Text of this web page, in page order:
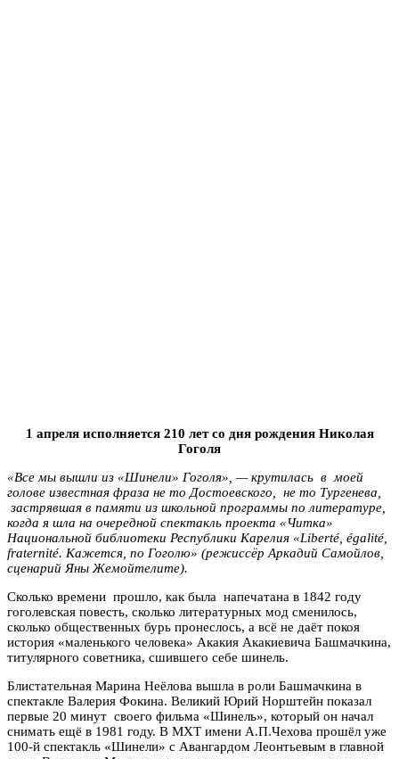
1 апреля исполняется 210 лет со дня рождения Николая
Гоголя
«Все мы вышли из «Шинели» Гоголя», — крутилась в моей
голове известная фраза не то Достоевского, не то Тургенева,
застрявшая в памяти из школьной программы по литературе,
когда я шла на очередной спектакль проекта «Читка»
Национальной библиотеки Республики Карелия «Liberté, égalité,
fraternité. Кажется, по Гоголю» (режиссёр Аркадий Самойлов,
сценарий Яны Жемойтелите).
Сколько времени прошло, как была напечатана в 1842 году
гоголевская повесть, сколько литературных мод сменилось,
сколько общественных бурь пронеслось, а всё не даёт покоя
история «маленького человека» Акакия Акакиевича Башмачкина,
титулярного советника, сшившего себе шинель.
Блистательная Марина Неёлова вышла в роли Башмачкина в
спектакле Валерия Фокина. Великий Юрий Норштейн показал
первые 20 минут своего фильма «Шинель», который он начал
снимать ещё в 1981 году. В МХТ имени А.П.Чехова прошёл уже
100-й спектакль «Шинели» с Авангардом Леонтьевым в главной